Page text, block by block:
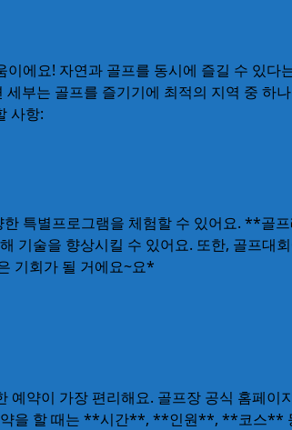
에요! 자연과 골프를 동시에 즐길 수 있
부는 골프를 즐기기에 최적의 지역 중 하
사항:
특별프로그램을 체험할 수 있어요. **
기술을 향상시킬 수 있어요. 또한, 골프
기회가 될 거에요~요*
약이 가장 편리해요. 골프장 공식 홈페
약을 할 때는 **시간**, **인원**, **코스**